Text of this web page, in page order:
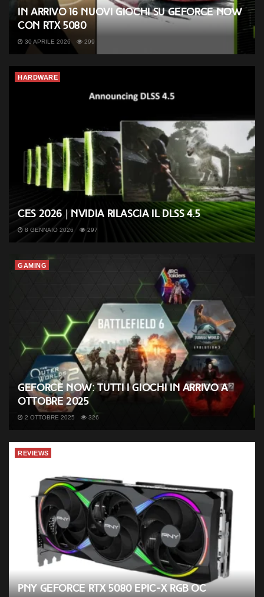
In arrivo 16 nuovi giochi su GeForce NOW
con RTX 5080
30 APRILE 2026 299
HARDWARE
CES 2026 | Nvidia rilascia il DLSS 4.5
8 GENNAIO 2026 297
GAMING
GeForce NOW: tutti i giochi in arrivo a
ottobre 2025
2 OTTOBRE 2025 326
REVIEWS
PNY GeForce RTX 5080 EPIC-X RGB OC